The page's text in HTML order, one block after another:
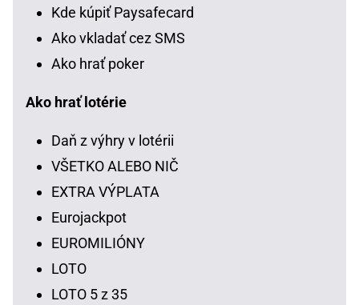
Kde kúpiť Paysafecard
Ako vkladať cez SMS
Ako hrať poker
Ako hrať lotérie
Daň z výhry v lotérii
VŠETKO ALEBO NIČ
EXTRA VÝPLATA
Eurojackpot
EUROMILIÓNY
LOTO
LOTO 5 z 35